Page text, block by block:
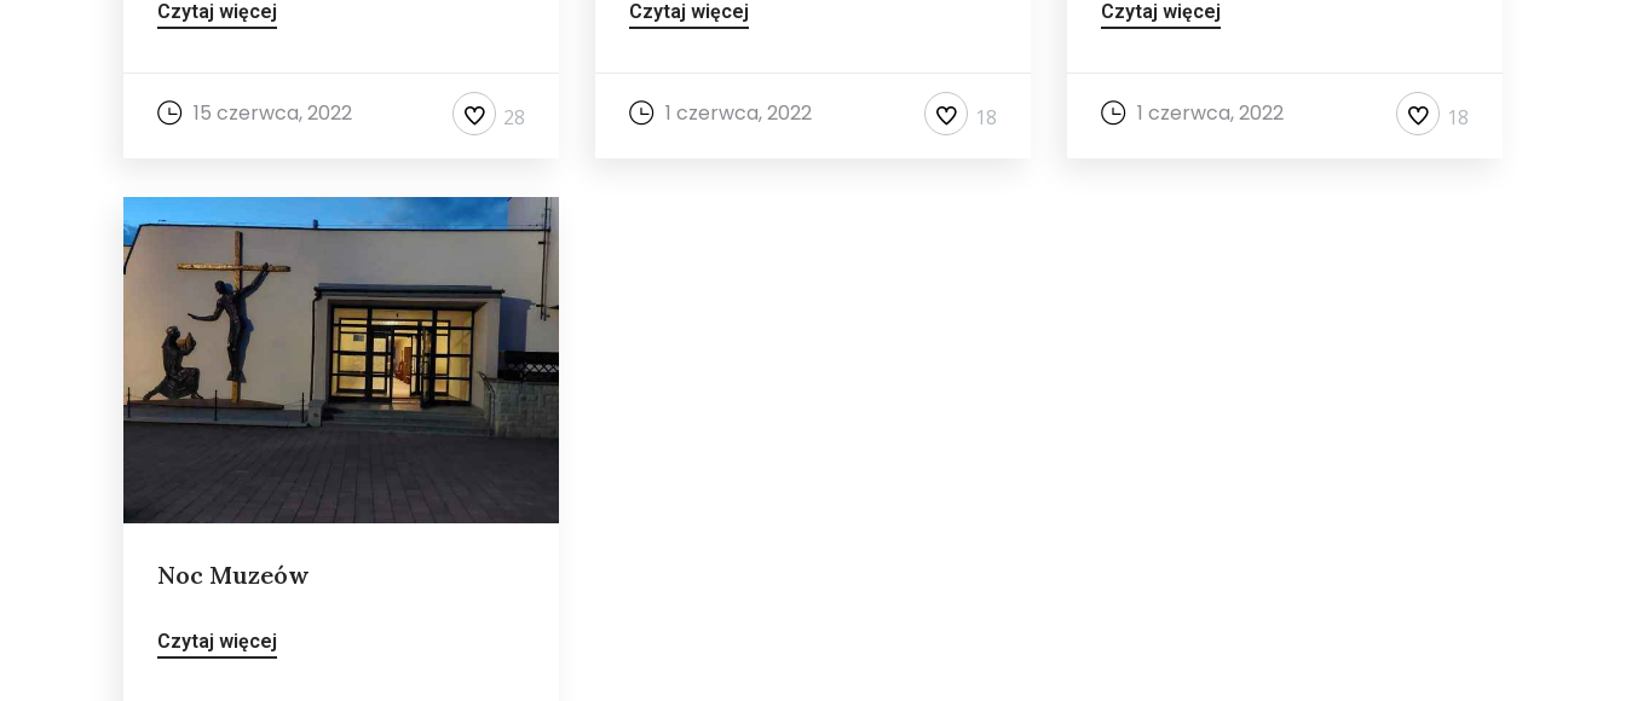
Czytaj więcej
15 czerwca, 2022 28
Czytaj więcej
1 czerwca, 2022 18
Czytaj więcej
1 czerwca, 2022 18
Noc Muzeów
Czytaj więcej